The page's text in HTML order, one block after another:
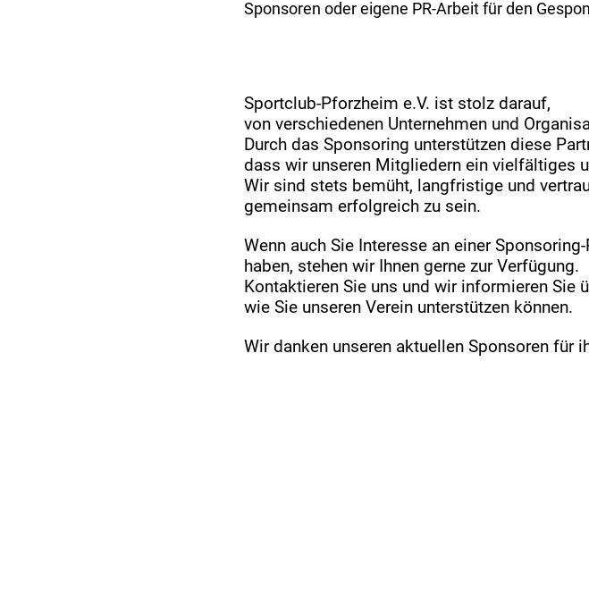
Sponsoren oder eigene PR-Arbeit für den
Sportclub-Pforzheim e.V. ist stolz darauf,
von verschiedenen Unternehmen und
Durch das Sponsoring unterstützen diese
dass wir unseren Mitgliedern ein vielfältiges
Wir sind stets bemüht, langfristige und
gemeinsam erfolgreich zu sein.
Wenn auch Sie Interesse an einer
haben, stehen wir Ihnen gerne zur Verfügung.
Kontaktieren Sie uns und wir informieren Sie
wie Sie unseren Verein unterstützen können.
Wir danken unseren aktuellen Sponsoren für